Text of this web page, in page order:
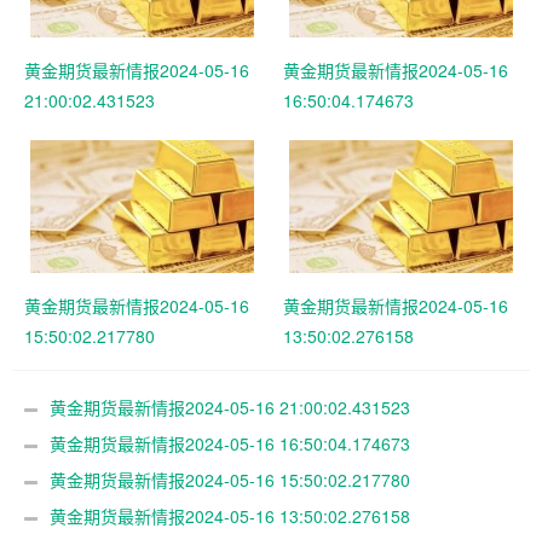
黄金期货最新情报2024-05-16
21:00:02.431523
黄金期货最新情报2024-05-16
16:50:04.174673
黄金期货最新情报2024-05-16
15:50:02.217780
黄金期货最新情报2024-05-16
13:50:02.276158
黄金期货最新情报2024-05-16 21:00:02.431523
黄金期货最新情报2024-05-16 16:50:04.174673
黄金期货最新情报2024-05-16 15:50:02.217780
黄金期货最新情报2024-05-16 13:50:02.276158